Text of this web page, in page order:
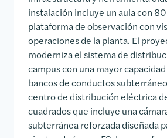
instalación incluye un aula con
plataforma de observación con
operaciones de la planta. El
moderniza el sistema de
campus con una mayor
bancos de conductos
centro de distribución eléctrica
cuadrados que incluye una
subterránea reforzada diseñada